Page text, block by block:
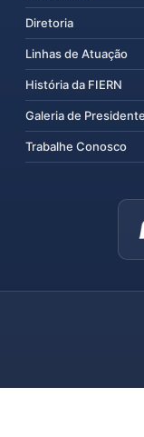
Diretoria
Linhas de Atuação
História da FIERN
Galeria de
Trabalhe Conosco